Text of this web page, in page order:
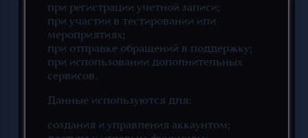
при регистрации учетной записи;
при участии в тестировании или
мероприятиях;
при отправке обращений в поддержку;
при использовании дополнительных
сервисов.
Данные используются для:
создания и управления аккаунтом;